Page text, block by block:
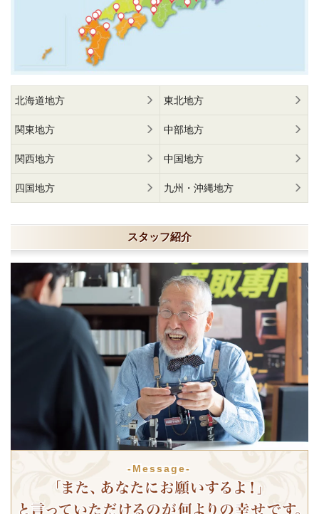
北海道地方 東北地方
関東地方 中部地方
関西地方 中国地方
四国地方 九州・沖縄地方
スタッフ紹介
-Message-